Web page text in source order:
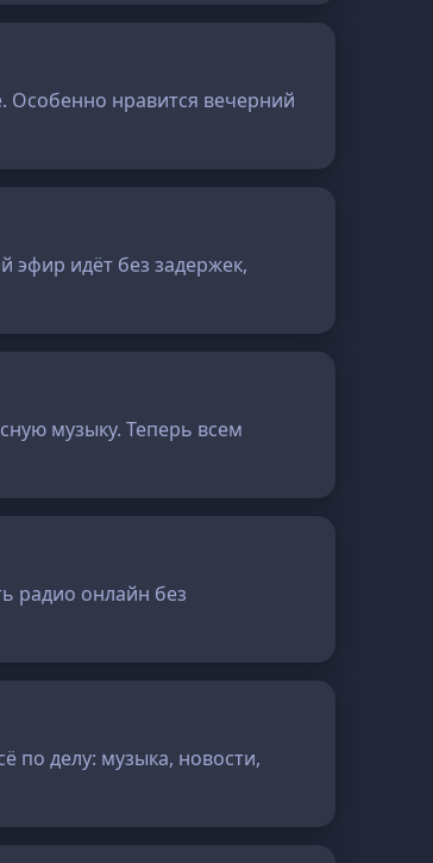
Особенно нравится вечерний
идёт без задержек,
музыку. Теперь всем
радио онлайн без
по делу: музыка, новости,